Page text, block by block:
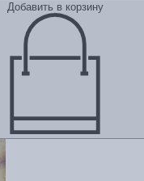
Добавить в корзину